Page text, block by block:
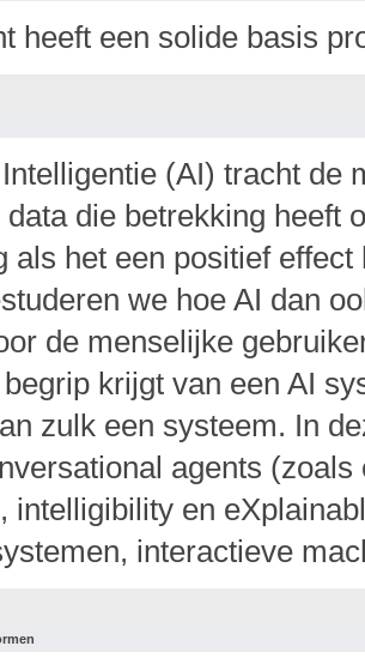
heeft een solide basis
(AI) tracht de
die betrekking heeft
als het een positief
we hoe AI dan
de menselijke
krijgt van een AI
zulk een systeem. In
agents
intelligibility en
interactieve